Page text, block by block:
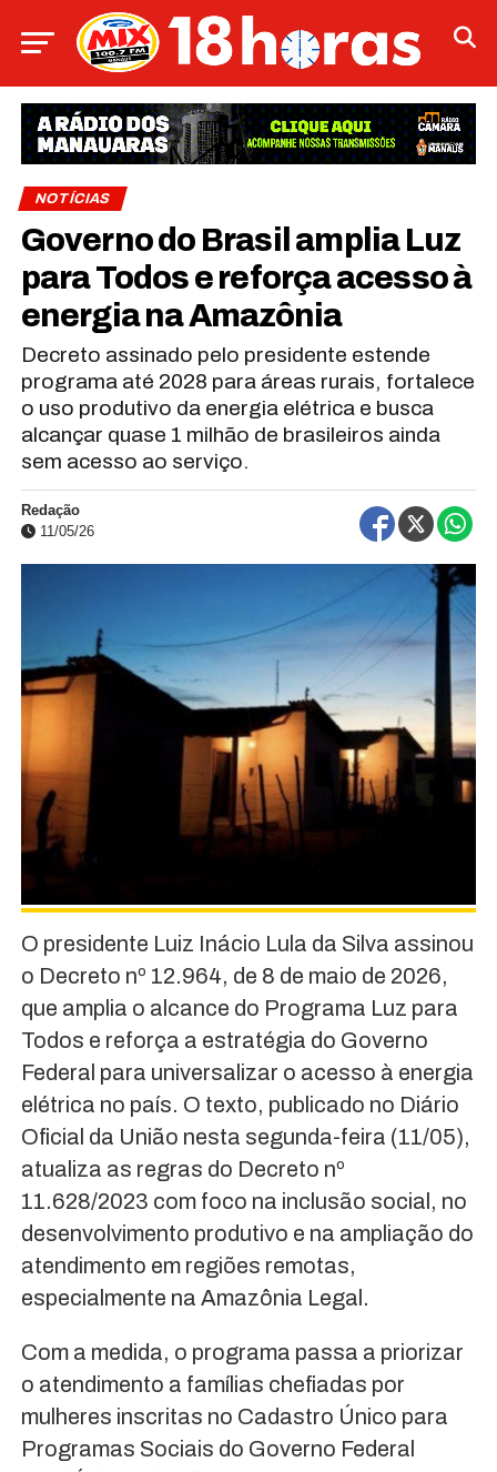
NOTÍCIAS
Governo do Brasil amplia Luz
para Todos e reforça acesso à
energia na Amazônia
Decreto assinado pelo presidente estende
programa até 2028 para áreas rurais, fortalece
o uso produtivo da energia elétrica e busca
alcançar quase 1 milhão de brasileiros ainda
sem acesso ao serviço.
Redação
11/05/26
O presidente Luiz Inácio Lula da Silva assinou
o Decreto nº 12.964, de 8 de maio de 2026,
que amplia o alcance do Programa Luz para
Todos e reforça a estratégia do Governo
Federal para universalizar o acesso à energia
elétrica no país. O texto, publicado no Diário
Oficial da União nesta segunda-feira (11/05),
atualiza as regras do Decreto nº
11.628/2023 com foco na inclusão social, no
desenvolvimento produtivo e na ampliação do
atendimento em regiões remotas,
especialmente na Amazônia Legal.
Com a medida, o programa passa a priorizar
o atendimento a famílias chefiadas por
mulheres inscritas no Cadastro Único para
Programas Sociais do Governo Federal